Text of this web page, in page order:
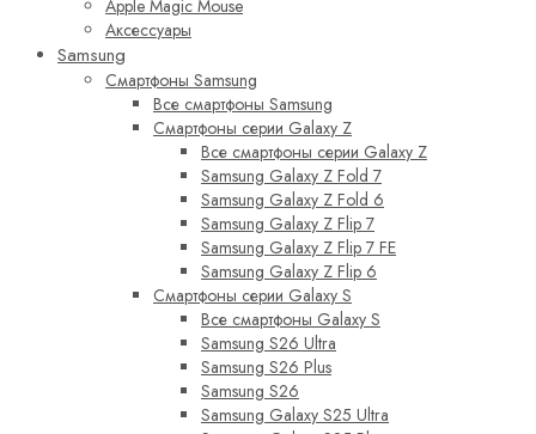
Apple Magic Mouse
Аксессуары
Samsung
Смартфоны Samsung
Все смартфоны Samsung
Смартфоны серии Galaxy Z
Все смартфоны серии Galaxy Z
Samsung Galaxy Z Fold 7
Samsung Galaxy Z Fold 6
Samsung Galaxy Z Flip 7
Samsung Galaxy Z Flip 7 FE
Samsung Galaxy Z Flip 6
Смартфоны серии Galaxy S
Все смартфоны Galaxy S
Samsung S26 Ultra
Samsung S26 Plus
Samsung S26
Samsung Galaxy S25 Ultra